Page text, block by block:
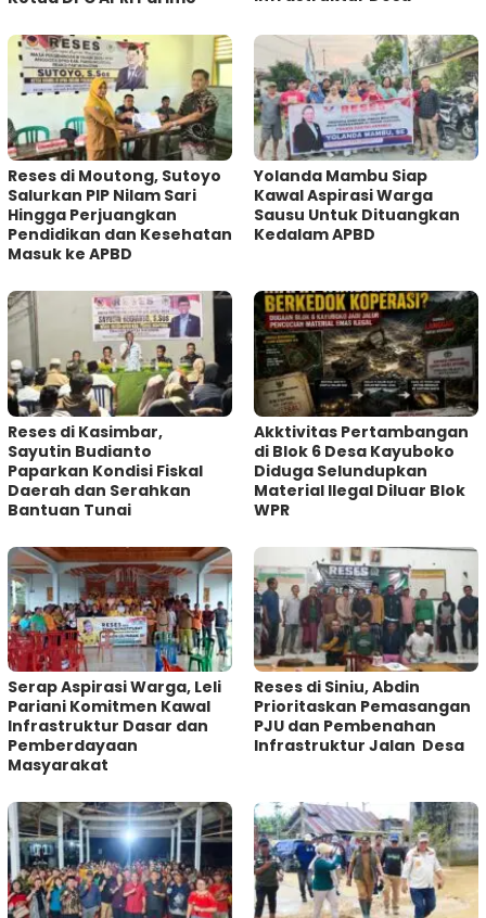
Reses di Moutong, Sutoyo
Salurkan PIP Nilam Sari
Hingga Perjuangkan
Pendidikan dan Kesehatan
Masuk ke APBD
Yolanda Mambu Siap
Kawal Aspirasi Warga
Sausu Untuk Dituangkan
Kedalam APBD
Reses di Kasimbar,
Sayutin Budianto
Paparkan Kondisi Fiskal
Daerah dan Serahkan
Bantuan Tunai
Akktivitas Pertambangan
di Blok 6 Desa Kayuboko
Diduga Selundupkan
Material Ilegal Diluar Blok
WPR
Serap Aspirasi Warga, Leli
Pariani Komitmen Kawal
Infrastruktur Dasar dan
Pemberdayaan
Masyarakat
Reses di Siniu, Abdin
Prioritaskan Pemasangan
PJU dan Pembenahan
Infrastruktur Jalan Desa